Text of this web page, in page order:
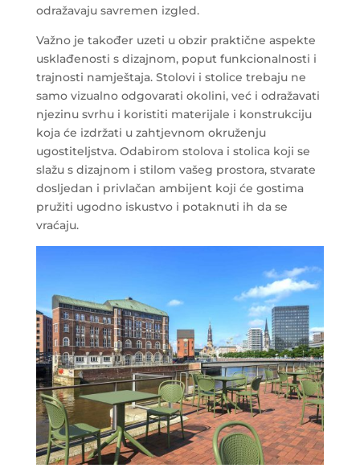
odražavaju savremen izgled.
Važno je također uzeti u obzir praktične aspekte
usklađenosti s dizajnom, poput funkcionalnosti i
trajnosti namještaja. Stolovi i stolice trebaju ne
samo vizualno odgovarati okolini, već i odražavati
njezinu svrhu i koristiti materijale i konstrukciju
koja će izdržati u zahtjevnom okruženju
ugostiteljstva. Odabirom stolova i stolica koji se
slažu s dizajnom i stilom vašeg prostora, stvarate
dosljedan i privlačan ambijent koji će gostima
pružiti ugodno iskustvo i potaknuti ih da se
vraćaju.